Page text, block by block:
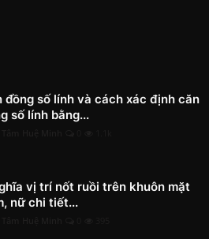
đồng số lính và cách xác định căn
số lính bằng...
vị trí nốt ruồi trên khuôn mặt
nữ chi tiết...